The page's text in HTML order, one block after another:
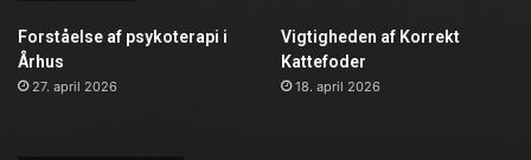
Forståelse af psykoterapi i
Århus
27. april 2026
Vigtigheden af Korrekt
Kattefoder
18. april 2026